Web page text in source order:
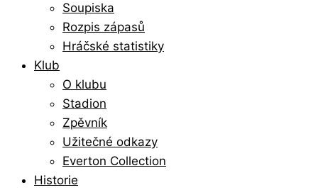
Soupiska
Rozpis zápasů
Hráčské statistiky
Klub
O klubu
Stadion
Zpěvník
Užitečné odkazy
Everton Collection
Historie